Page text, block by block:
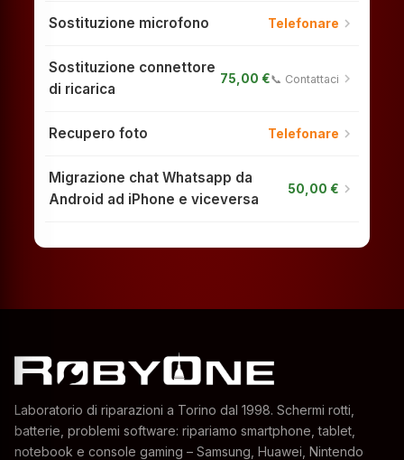
Sostituzione microfono Telefonare chevron_right
Sostituzione connettore
di ricarica
75,00 €📞 Contattaci chevron_right
Recupero foto Telefonare chevron_right
Migrazione chat Whatsapp da
Android ad iPhone e viceversa
50,00 € chevron_right
Laboratorio di riparazioni a Torino dal 1998. Schermi rotti,
batterie, problemi software: ripariamo smartphone, tablet,
notebook e console gaming – Samsung, Huawei, Nintendo